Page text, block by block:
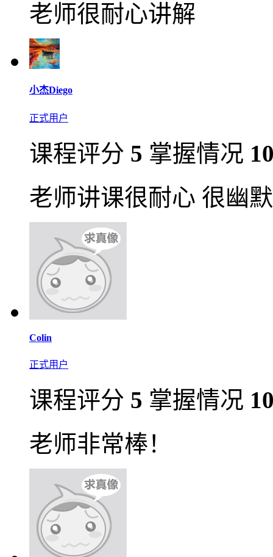
老师很耐心讲解
小杰Diego
正式用户
课程评分 5 掌握情况
老师讲课很耐心 很幽
Colin
正式用户
课程评分 5 掌握情况
老师非常棒！